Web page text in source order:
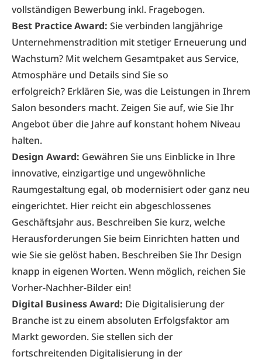
vollständigen Bewerbung inkl. Fragebogen.
Best Practice Award: Sie verbinden langjährige
Unternehmenstradition mit stetiger Erneuerung und
Wachstum? Mit welchem Gesamtpaket aus Service,
Atmosphäre und Details sind Sie so
erfolgreich? Erklären Sie, was die Leistungen in Ihrem
Salon besonders macht. Zeigen Sie auf, wie Sie Ihr
Angebot über die Jahre auf konstant hohem Niveau
halten.
Design Award: Gewähren Sie uns Einblicke in Ihre
innovative, einzigartige und ungewöhnliche
Raumgestaltung egal, ob modernisiert oder ganz neu
eingerichtet. Hier reicht ein abgeschlossenes
Geschäftsjahr aus. Beschreiben Sie kurz, welche
Herausforderungen Sie beim Einrichten hatten und
wie Sie sie gelöst haben. Beschreiben Sie Ihr Design
knapp in eigenen Worten. Wenn möglich, reichen Sie
Vorher-Nachher-Bilder ein!
Digital Business Award: Die Digitalisierung der
Branche ist zu einem absoluten Erfolgsfaktor am
Markt geworden. Sie stellen sich der
fortschreitenden Digitalisierung in der